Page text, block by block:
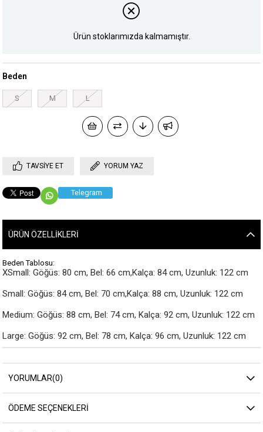
Ürün stoklarımızda kalmamıştır.
Beden
S M L
TAVSIYE ET YORUM YAZ
Telegram
ÜRÜN ÖZELLIKLERI
Beden Tablosu:
XSmall: Göğüs: 80 cm, Bel: 66 cm,Kalça: 84 cm, Uzunluk: 122 cm
Small: Göğüs: 84 cm, Bel: 70 cm,Kalça: 88 cm, Uzunluk: 122 cm
Medium: Göğüs: 88 cm, Bel: 74 cm, Kalça: 92 cm, Uzunluk: 122 cm
Large: Göğüs: 92 cm, Bel: 78 cm, Kalça: 96 cm, Uzunluk: 122 cm
YORUMLAR(0)
ÖDEME SEÇENEKLERI